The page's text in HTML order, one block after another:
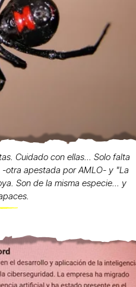
Cuidado con ellas... Solo falta
otra apestada por AMLO- y "La
Son de la misma especie... y